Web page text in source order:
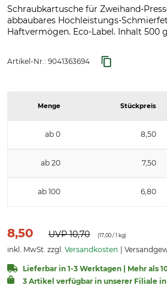
Schraubkartusche für Zweihand-
abbaubares Hochleistungs-
Haftvermögen. Eco-Label. Inhalt 500
Artikel-Nr.: 9041363694
Menge Stückpreis
ab 0 8,50
ab 20 7,50
ab 100 6,80
8,50 UVP10,70 (17,00 / 1 kg)
inkl. MwSt. zzgl. Versandkosten
Lieferbar in 1-3 Werktagen | Mehr als
3 Artikel verfügbar in unserer Filiale